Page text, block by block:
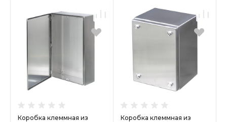
Коробка клеммная из
Коробка клеммная из